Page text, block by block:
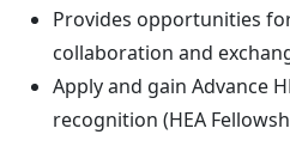
Provides opportunities
collaboration and
Apply and gain Advance
recognition (HEA